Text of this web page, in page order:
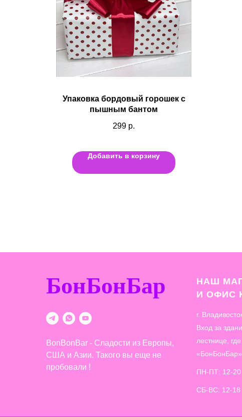
Упаковка бордовый горошек с
пышным бантом
299 р.
Добавить в корзину
БонБонБар
BonBonBar - Сладости из Европы,
США и Азии. Такого вы еще не
пробовали !
НАШ
И ОФИС
г.
Вход за
лестнице,
«БонБонБар»
ПН-ПТ: 12-20
СБ-ВС: 12-18